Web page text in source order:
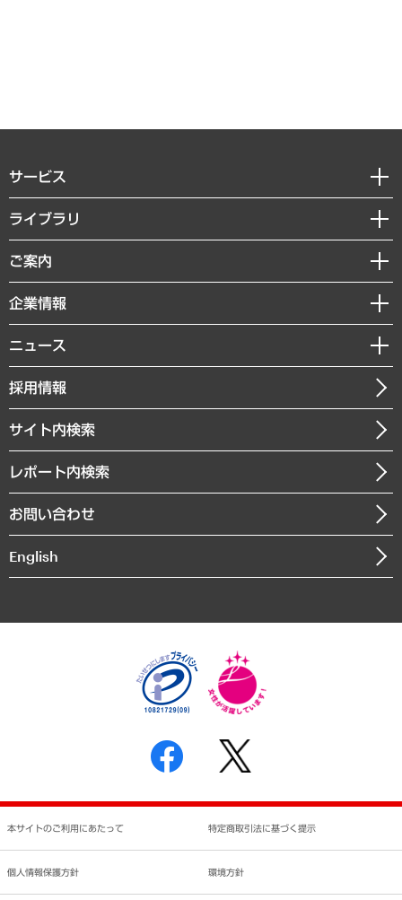
サービス
経営戦略
組織・人事戦略
デジタルイノベーション
共生・ダイバーシティ
GRC（ガバナンス・リスク・コンプライアンス）・防災（政策）
経済・産業・雇用・労働
まちづくり・観光・交通・スポーツ・スマートシティ
自然資源・農林水産業・食料システム
ライブラリ
経済調査
レポート
コラム
経営用語集
受託・受注実績（官公庁関連）
メディア掲載・出演
ご案内
セミナー・イベント情報
MUFGビジネスセミナー
受託案件情報
企業情報
私たちの想い
社長メッセージ
会社概要
沿革
組織図・本部部室紹介
インドネシア現地法人
個人情報保護方針
反社会的勢力に対する基本方針
書面による個人情報の開示等の請求の手続きについて
ニュース
ニュースリリース
お知らせ
採用情報
サイト内検索
レポート内検索
お問い合わせ
English
本サイトのご利用にあたって 特定商取引法に基づく提示
個人情報保護方針 環境方針